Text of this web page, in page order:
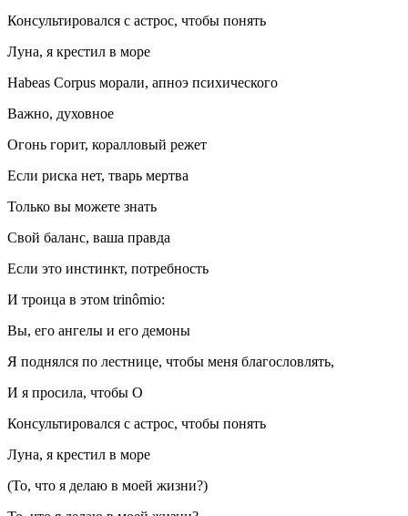
Консультировался с астрос, чтобы понять
Луна, я крестил в море
Habeas Corpus морали, апноэ психического
Важно, духовное
Огонь горит, коралловый режет
Если риска нет, тварь мертва
Только вы можете знать
Свой баланс, ваша правда
Если это инстинкт, потребность
И троица в этом trinômio:
Вы, его ангелы и его демоны
Я поднялся по лестнице, чтобы меня благословлять,
И я просила, чтобы О
Консультировался с астрос, чтобы понять
Луна, я крестил в море
(То, что я делаю в моей жизни?)